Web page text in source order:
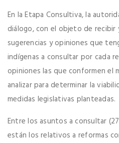
En la Etapa Consultiva, la
diálogo, con el objeto de
sugerencias y opiniones que
indígenas a consultar por cada
opiniones las que conformen el
analizar para determinar la
medidas legislativas planteadas.
Entre los asuntos a consultar
están los relativos a reformas